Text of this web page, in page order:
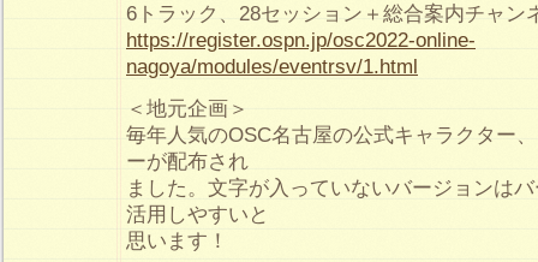
6トラック、28セッション＋総合案内チャン
https://register.ospn.jp/osc2022-online-
nagoya/modules/eventrsv/1.html
＜地元企画＞
毎年人気のOSC名古屋の公式キャラクター
ーが配布され
ました。文字が入っていないバージョンは
活用しやすいと
思います！